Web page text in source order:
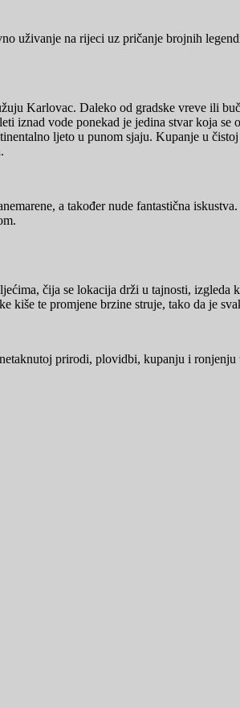
uživanje na rijeci uz pričanje brojnih
Karlovac. Daleko od gradske vreve ili
vode ponekad je jedina stvar koja se
ljeto u punom sjaju. Kupanje u
a također nude fantastična
čija se lokacija drži u tajnosti,
kiše te promjene brzine struje, tako da je
prirodi, plovidbi, kupanju i